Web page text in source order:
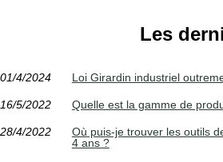
Les
01/4/2024 Loi Girardin industriel
16/5/2022 Quelle est la gamme de
28/4/2022
Où puis-je trouver les outils
4 ans ?